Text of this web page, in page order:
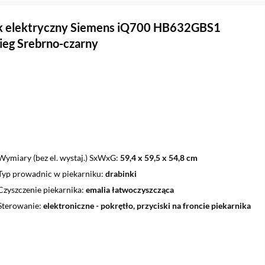
elektryczny Siemens iQ700 HB632GBS1
Srebrno-czarny
(bez el. wystaj.) SxWxG 59,4 x 59,5 x 54,8 cm
prowadnic w piekarniku drabinki
piekarnika emalia łatwoczyszcząca
elektroniczne - pokrętło, przyciski na froncie piekarnika